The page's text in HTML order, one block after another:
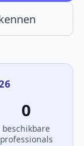
0
beschikbare
professionals